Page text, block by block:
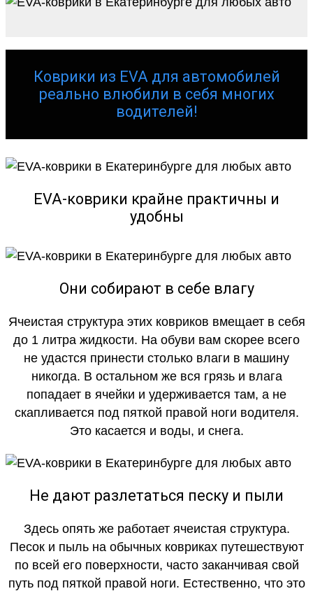
Коврики из EVA для автомобилей
реально влюбили в себя многих
водителей!
EVA-коврики крайне практичны и
удобны
Они собирают в себе влагу
Ячеистая структура этих ковриков вмещает в себя
до 1 литра жидкости. На обуви вам скорее всего
не удастся принести столько влаги в машину
никогда. В остальном же вся грязь и влага
попадает в ячейки и удерживается там, а не
скапливается под пяткой правой ноги водителя.
Это касается и воды, и снега.
Не дают разлетаться песку и пыли
Здесь опять же работает ячеистая структура.
Песок и пыль на обычных ковриках путешествуют
по всей его поверхности, часто заканчивая свой
путь под пяткой правой ноги. Естественно, что это